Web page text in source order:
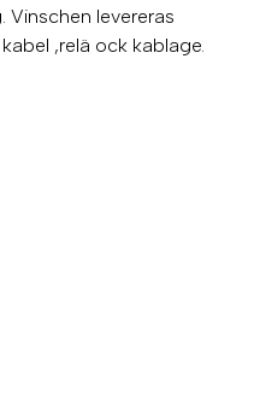
Vinschen levereras
,relä ock kablage.